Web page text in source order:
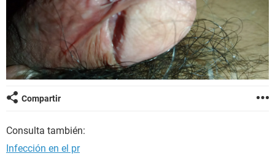
Compartir
Consulta también:
Infección en el pr